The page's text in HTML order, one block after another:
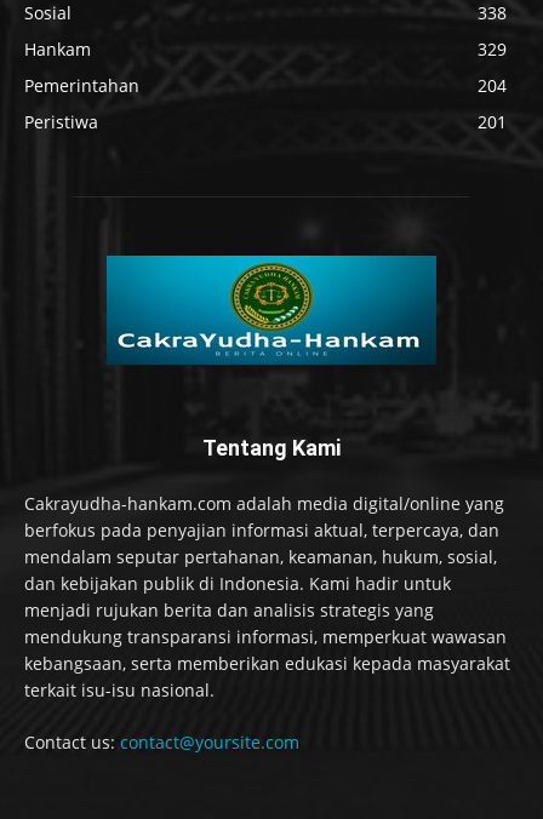
Sosial
338
Hankam
329
Pemerintahan
204
Peristiwa
201
Tentang Kami
Cakrayudha-hankam.com adalah media digital/online yang
berfokus pada penyajian informasi aktual, terpercaya, dan
mendalam seputar pertahanan, keamanan, hukum, sosial,
dan kebijakan publik di Indonesia. Kami hadir untuk
menjadi rujukan berita dan analisis strategis yang
mendukung transparansi informasi, memperkuat wawasan
kebangsaan, serta memberikan edukasi kepada masyarakat
terkait isu-isu nasional.
Contact us: contact@yoursite.com